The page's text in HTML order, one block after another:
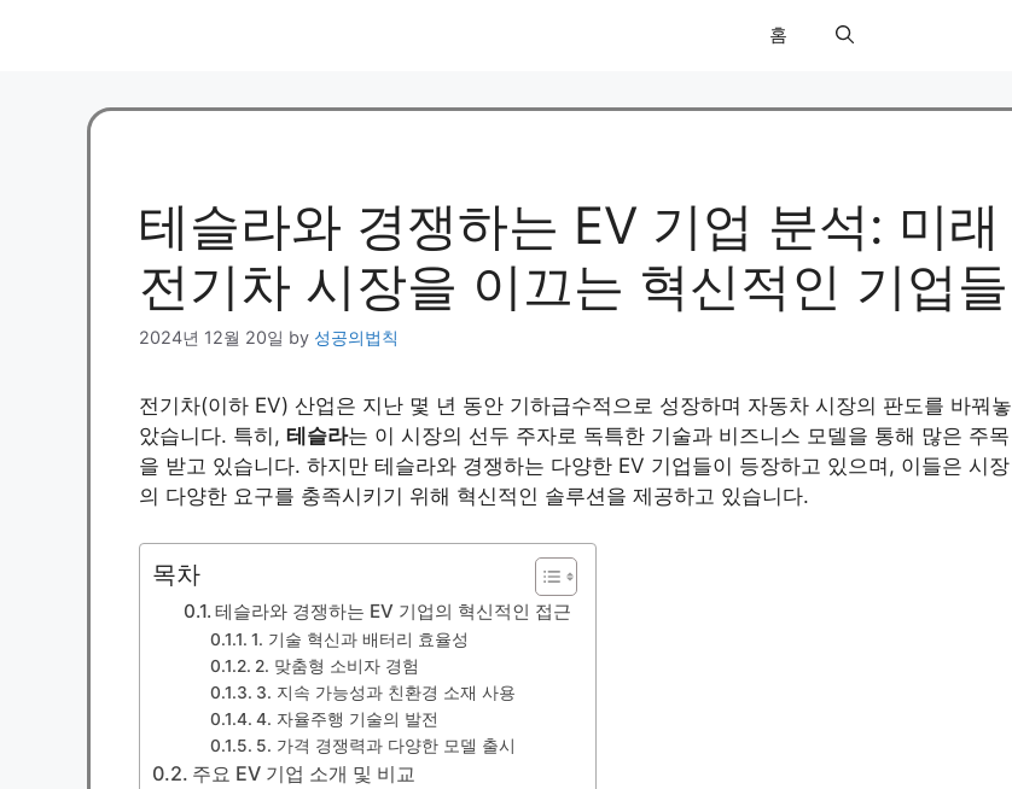
홈
테슬라와 경쟁하는 EV 기업 분석: 미래
전기차 시장을 이끄는 혁신적인 기업들
2024년 12월 20일 by 성공의법칙
전기차(이하 EV) 산업은 지난 몇 년 동안 기하급수적으로 성장하며 자동차 시장의 판도를 바꿔놓
았습니다. 특히, 테슬라는 이 시장의 선두 주자로 독특한 기술과 비즈니스 모델을 통해 많은 주목
을 받고 있습니다. 하지만 테슬라와 경쟁하는 다양한 EV 기업들이 등장하고 있으며, 이들은 시장
의 다양한 요구를 충족시키기 위해 혁신적인 솔루션을 제공하고 있습니다.
목차
테슬라와 경쟁하는 EV 기업의 혁신적인 접근
1. 기술 혁신과 배터리 효율성
2. 맞춤형 소비자 경험
3. 지속 가능성과 친환경 소재 사용
4. 자율주행 기술의 발전
5. 가격 경쟁력과 다양한 모델 출시
주요 EV 기업 소개 및 비교